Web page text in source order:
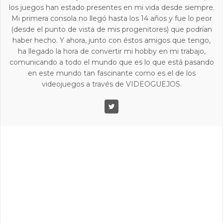
los juegos han estado presentes en mi vida desde siempre.
Mi primera consola no llegó hasta los 14 años y fue lo peor
(desde el punto de vista de mis progenitores) que podrían
haber hecho. Y ahora, junto con éstos amigos que tengo,
ha llegado la hora de convertir mi hobby en mi trabajo,
comunicando a todo el mundo que es lo que está pasando
en este mundo tan fascinante como es el de los
videojuegos a través de VIDEOGUEJOS.